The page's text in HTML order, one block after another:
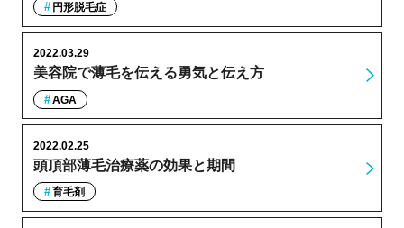
円形脱毛症
美容院で薄毛を伝える勇気と伝え方
2022.03.29
AGA
頭頂部薄毛治療薬の効果と期間
2022.02.25
育毛剤